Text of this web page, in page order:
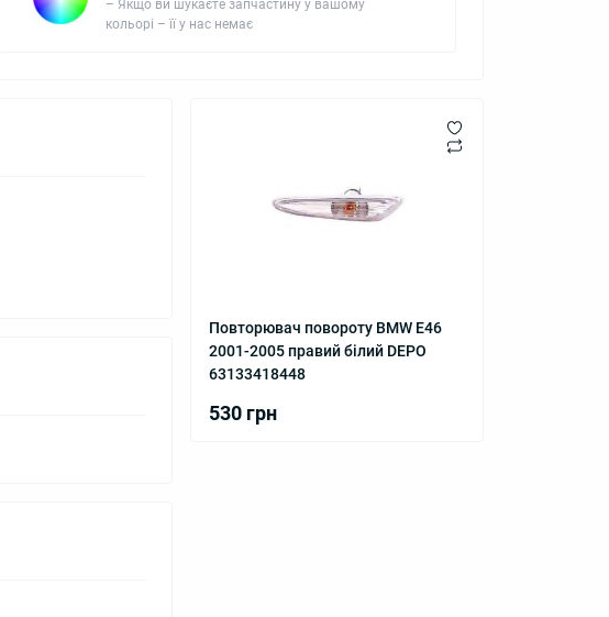
– Якщо ви шукаєте запчастину у вашому
кольорі – її у нас немає
Повторювач повороту BMW E46
2001-2005 правий білий DEPO
63133418448
530 грн